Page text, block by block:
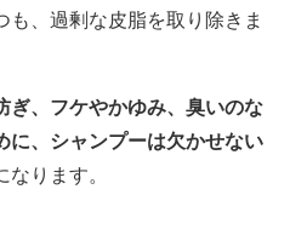
、過剰な皮脂を取り除きま
ぎ、フケやかゆみ、臭いのな
に、シャンプーは欠かせない
なります。